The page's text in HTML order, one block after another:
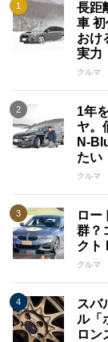
長距
車
おけ
実力
クルマ
1年
ヤ。
N-
たい
クルマ
ロー
群？
クト
クルマ
スバ
ル「
ロン